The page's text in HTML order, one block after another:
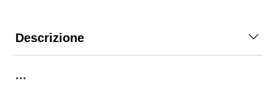
Descrizione
...